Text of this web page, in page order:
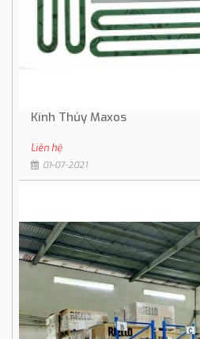
Kính Thủy Maxos
Liên hệ
01-07-2021